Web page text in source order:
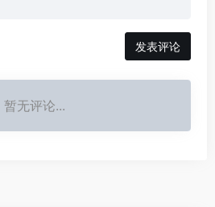
发表评论
暂无评论...